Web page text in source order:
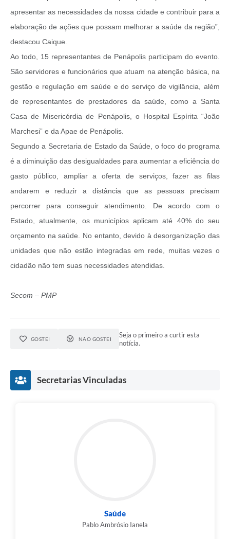
apresentar as necessidades da nossa cidade e contribuir para a
elaboração de ações que possam melhorar a saúde da região”,
destacou Caique.
Ao todo, 15 representantes de Penápolis participam do evento.
São servidores e funcionários que atuam na atenção básica, na
gestão e regulação em saúde e do serviço de vigilância, além
de representantes de prestadores da saúde, como a Santa
Casa de Misericórdia de Penápolis, o Hospital Espírita “João
Marchesi” e da Apae de Penápolis.
Segundo a Secretaria de Estado da Saúde, o foco do programa
é a diminuição das desigualdades para aumentar a eficiência do
gasto público, ampliar a oferta de serviços, fazer as filas
andarem e reduzir a distância que as pessoas precisam
percorrer para conseguir atendimento. De acordo com o
Estado, atualmente, os municípios aplicam até 40% do seu
orçamento na saúde. No entanto, devido à desorganização das
unidades que não estão integradas em rede, muitas vezes o
cidadão não tem suas necessidades atendidas.
Secom – PMP
GOSTEI NÃO GOSTEI
Seja o primeiro a curtir esta
notícia.
Secretarias Vinculadas
Saúde
Pablo Ambrósio Ianela